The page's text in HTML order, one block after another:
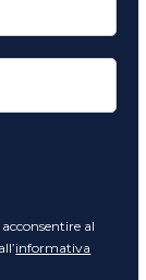
al
informativa